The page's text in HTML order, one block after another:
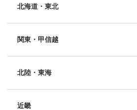
北海道・東北
関東・甲信越
北陸・東海
近畿